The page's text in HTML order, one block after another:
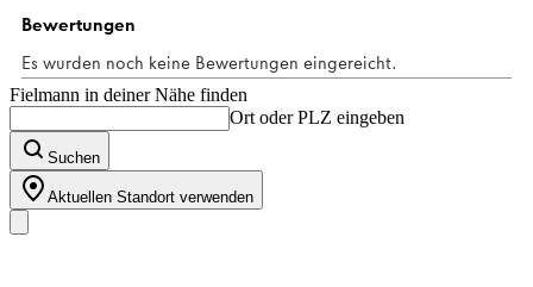
Fielmann in deiner Nähe finden
Ort oder PLZ eingeben
Suchen
Aktuellen Standort verwenden